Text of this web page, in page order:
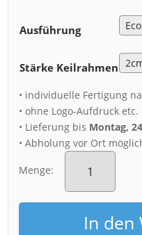
Ausführung
Stärke Keilrahmen
• individuelle Fertigung
• ohne Logo-Aufdruck etc.
• Lieferung bis Montag,
• Abholung vor Ort
Menge:
Leinwand
(01406)
am
Elbufer
MengeIn den